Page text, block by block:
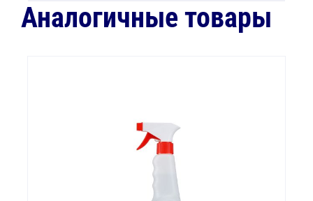
Аналогичные товары